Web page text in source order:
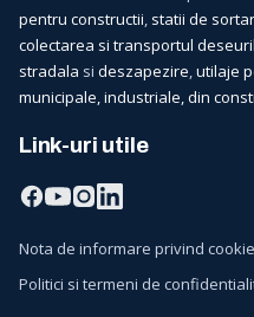
pentru constructii, statii de
colectarea si transportul
stradala si deszapezire,utilaje
municipale, industriale, din
Link-uri utile
Nota de informare privind cookie
Politici si termeni de